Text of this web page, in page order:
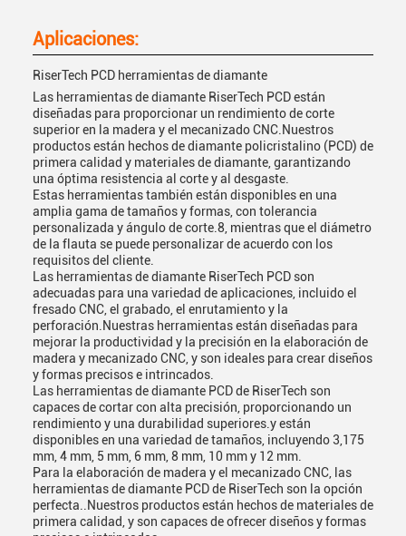
Aplicaciones:
RiserTech PCD herramientas de diamante
Las herramientas de diamante RiserTech PCD están
diseñadas para proporcionar un rendimiento de corte
superior en la madera y el mecanizado CNC.Nuestros
productos están hechos de diamante policristalino (PCD) de
primera calidad y materiales de diamante, garantizando
una óptima resistencia al corte y al desgaste.
Estas herramientas también están disponibles en una
amplia gama de tamaños y formas, con tolerancia
personalizada y ángulo de corte.8, mientras que el diámetro
de la flauta se puede personalizar de acuerdo con los
requisitos del cliente.
Las herramientas de diamante RiserTech PCD son
adecuadas para una variedad de aplicaciones, incluido el
fresado CNC, el grabado, el enrutamiento y la
perforación.Nuestras herramientas están diseñadas para
mejorar la productividad y la precisión en la elaboración de
madera y mecanizado CNC, y son ideales para crear diseños
y formas precisos e intrincados.
Las herramientas de diamante PCD de RiserTech son
capaces de cortar con alta precisión, proporcionando un
rendimiento y una durabilidad superiores.y están
disponibles en una variedad de tamaños, incluyendo 3,175
mm, 4 mm, 5 mm, 6 mm, 8 mm, 10 mm y 12 mm.
Para la elaboración de madera y el mecanizado CNC, las
herramientas de diamante PCD de RiserTech son la opción
perfecta..Nuestros productos están hechos de materiales de
primera calidad, y son capaces de ofrecer diseños y formas